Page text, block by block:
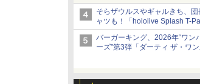
1,500円から受付
そらザウルスやギャルきち、
ャツも！「hololive Splash T-
ラインナップ公開＆オンライン
バーガーキング、2026年“ワン
ーズ”第3弾「ダーティ ザ・ワ
「特製ガーリックマヨソース